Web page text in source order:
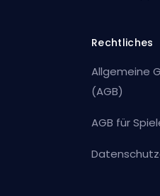
Rechtliches
Allgemeine
(AGB)
AGB für